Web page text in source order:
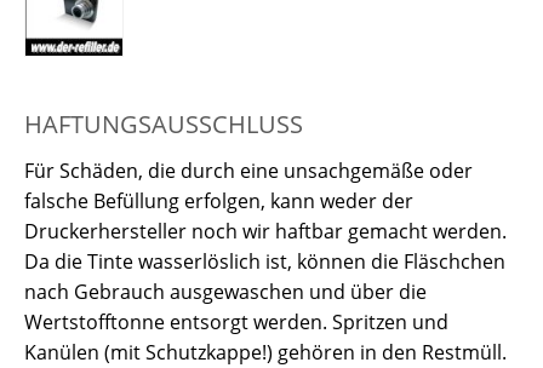
HAFTUNGSAUSSCHLUSS
Für Schäden, die durch eine unsachgemäße oder
falsche Befüllung erfolgen, kann weder der
Druckerhersteller noch wir haftbar gemacht werden.
Da die Tinte wasserlöslich ist, können die Fläschchen
nach Gebrauch ausgewaschen und über die
Wertstofftonne entsorgt werden. Spritzen und
Kanülen (mit Schutzkappe!) gehören in den Restmüll.